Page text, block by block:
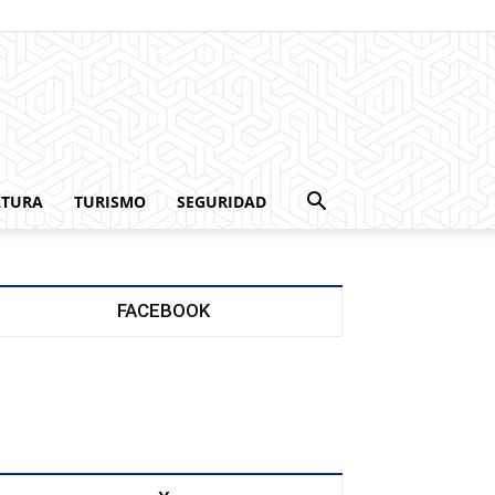
TURISMO SEGURIDAD
FACEBOOK